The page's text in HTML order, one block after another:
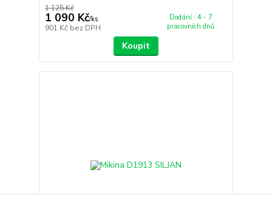
1 125 Kč
1 090 Kč/ks
901 Kč bez DPH
Dodání : 4 - 7
pracovních dnů
Koupit